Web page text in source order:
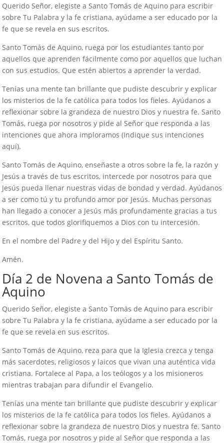
Querido Señor, elegiste a Santo Tomás de Aquino para escribir
sobre Tu Palabra y la fe cristiana, ayúdame a ser educado por la
fe que se revela en sus escritos.
Santo Tomás de Aquino, ruega por los estudiantes tanto por
aquellos que aprenden fácilmente como por aquellos que luchan
con sus estudios. Que estén abiertos a aprender la verdad.
Tenías una mente tan brillante que pudiste descubrir y explicar
los misterios de la fe católica para todos los fieles. Ayúdanos a
reflexionar sobre la grandeza de nuestro Dios y nuestra fe. Santo
Tomás, ruega por nosotros y pide al Señor que responda a las
intenciones que ahora imploramos (Indique sus intenciones
aquí).
Santo Tomás de Aquino, enseñaste a otros sobre la fe, la razón y
Jesús a través de tus escritos, intercede por nosotros para que
Jesús pueda llenar nuestras vidas de bondad y verdad. Ayúdanos
a ser como tú y tu profundo amor por Jesús. Muchas personas
han llegado a conocer a Jesús más profundamente gracias a tus
escritos, que todos glorifiquemos a Dios con tu intercesión.
En el nombre del Padre y del Hijo y del Espíritu Santo.
Amén.
Día 2 de Novena a Santo Tomás de
Aquino
Querido Señor, elegiste a Santo Tomás de Aquino para escribir
sobre Tu Palabra y la fe cristiana, ayúdame a ser educado por la
fe que se revela en sus escritos.
Santo Tomás de Aquino, reza para que la Iglesia crezca y tenga
más sacerdotes, religiosos y laicos que vivan una auténtica vida
cristiana. Fortalece al Papa, a los teólogos y a los misioneros
mientras trabajan para difundir el Evangelio.
Tenías una mente tan brillante que pudiste descubrir y explicar
los misterios de la fe católica para todos los fieles. Ayúdanos a
reflexionar sobre la grandeza de nuestro Dios y nuestra fe. Santo
Tomás, ruega por nosotros y pide al Señor que responda a las